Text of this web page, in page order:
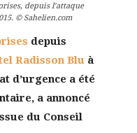
depuis l’attaque
© Sahelien.com
depuis
Radisson Blu à
d’urgence a été
a annoncé
du Conseil